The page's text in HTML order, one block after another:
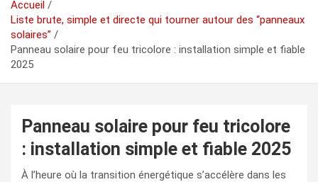
Accueil
Liste brute, simple et directe qui tourner autour des “panneaux
solaires”
Panneau solaire pour feu tricolore : installation simple et fiable
2025
Panneau solaire pour feu tricolore
: installation simple et fiable 2025
À l’heure où la transition énergétique s’accélère dans les